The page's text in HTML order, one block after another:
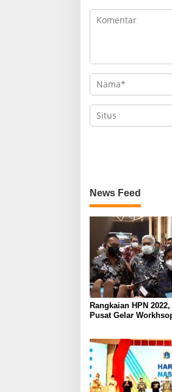
News Feed
Rangkaian HPN
Pusat Gelar